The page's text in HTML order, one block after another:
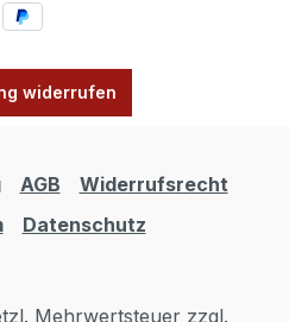
widerrufen
AGB
Widerrufsrecht
Datenschutz
Mehrwertsteuer zzgl.